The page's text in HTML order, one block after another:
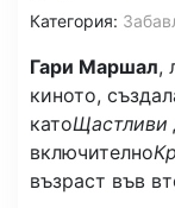
Категория:
Гари Маршал,
киното,
катоЩастливи
включително
възраст във